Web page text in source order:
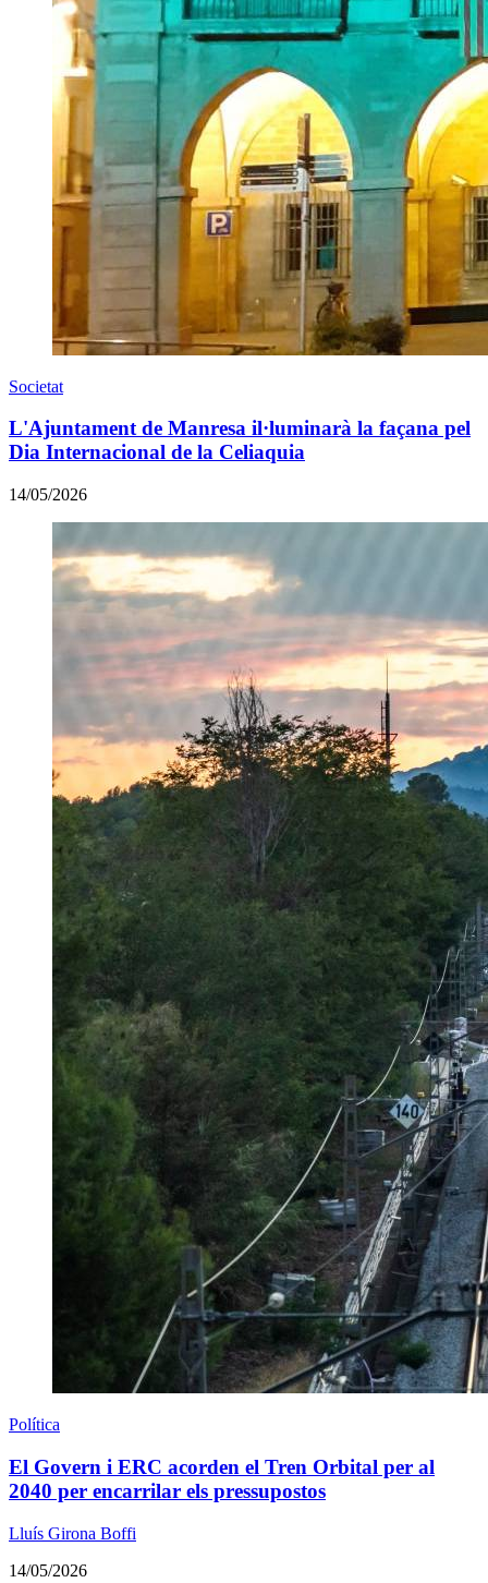
Societat
L'Ajuntament de Manresa il·luminarà la façana pel
Dia Internacional de la Celiaquia
14/05/2026
Política
El Govern i ERC acorden el Tren Orbital per al
2040 per encarrilar els pressupostos
Lluís Girona Boffi
14/05/2026